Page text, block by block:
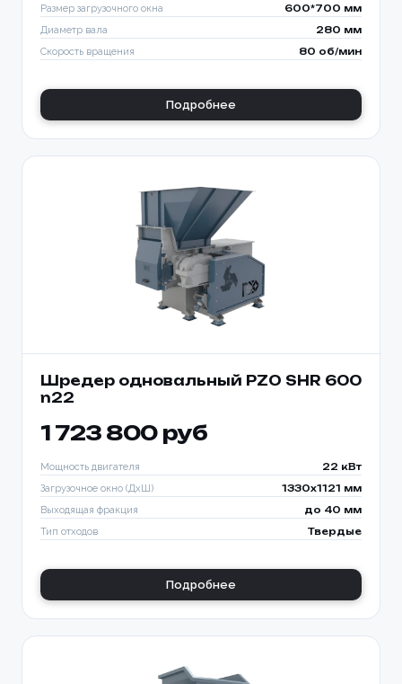
Размер загрузочного окна 600*700 мм
Диаметр вала 280 мм
Скорость вращения 80 об/мин
Подробнее
Шредер одновальный PZO SHR 600
n22
1 723 800 руб
Мощность двигателя 22 кВт
Загрузочное окно (ДхШ) 1330x1121 мм
Выходящая фракция до 40 мм
Тип отходов Твердые
Подробнее